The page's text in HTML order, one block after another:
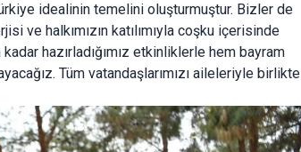
idealinin temelini oluşturmuştur. Bizler de
ve halkımızın katılımıyla coşku içerisinde
hazırladığımız etkinliklerle hem bayram
Tüm vatandaşlarımızı aileleriyle birlikte